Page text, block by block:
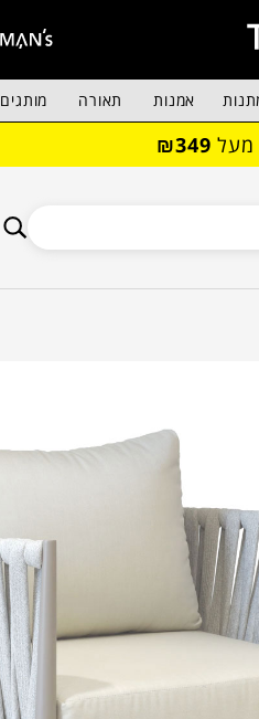
אמנות תאורה מותגים
מעל ₪349